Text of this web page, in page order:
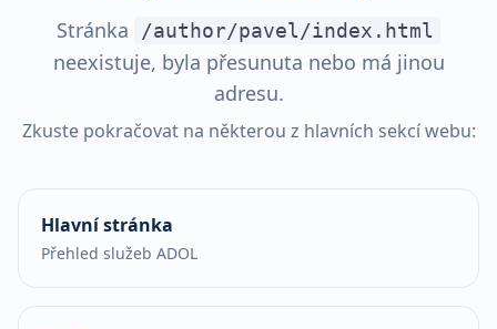
Stránka /author/pavel/index.html
neexistuje, byla přesunuta nebo má jinou
adresu.
Zkuste pokračovat na některou z hlavních sekcí webu:
Hlavní stránka
Přehled služeb ADOL